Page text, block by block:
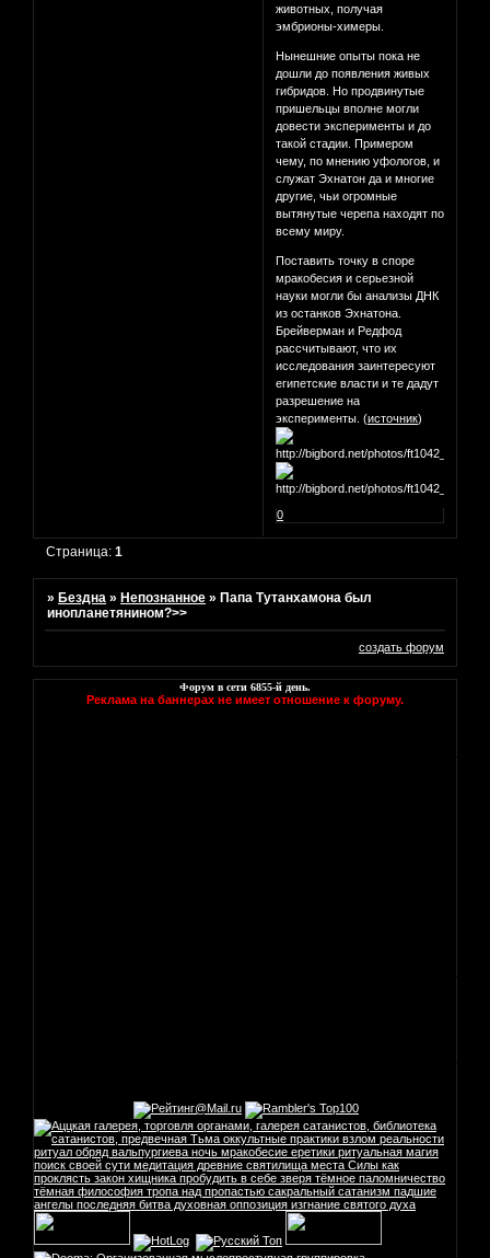
животных, получая
эмбрионы-химеры.
Нынешние опыты пока не
дошли до появления живых
гибридов. Но продвинутые
пришельцы вполне могли
довести эксперименты и до
такой стадии. Примером
чему, по мнению уфологов, и
служат Эхнатон да и многие
другие, чьи огромные
вытянутые черепа находят по
всему миру.
Поставить точку в споре
мракобесия и серьезной
науки могли бы анализы ДНК
из останков Эхнатона.
Брейверман и Редфод
рассчитывают, что их
исследования заинтересуют
египетские власти и те дадут
разрешение на
эксперименты. (источник)
0
Страница:1
»Бездна »Непознанное »Папа Тутанхамона был
инопланетянином?>>
создать форум
Форум в сети 6855-й день.
Реклама на баннерах не имеет отношение к форуму.